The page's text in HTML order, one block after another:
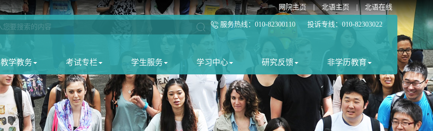
网院主页|北语主页|北语在线
服务热线：010-82300110 投诉专线：010-82303022
教学教务 考试专栏 学生服务 学习中心 研究反馈 非学历教育